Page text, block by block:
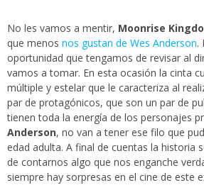
No les vamos a mentir, Moonrise
que menos nos gustan de Wes Anderson.
oportunidad que tengamos de revisar al
vamos a tomar. En esta ocasión la cinta
múltiple y estelar que le caracteriza al
par de protagónicos, que son un par de
tienen toda la energía de los personajes
Anderson, no van a tener ese filo que
edad adulta. A final de cuentas la historia
de contarnos algo que nos enganche
siempre hay sorpresas en el cine de este